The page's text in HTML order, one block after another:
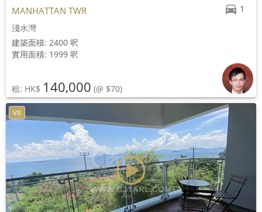
1
MANHATTAN TWR
淺水灣
建築面積: 2400 呎
實用面積: 1999 呎
租: HK$ 140,000 (@ $70)
VR